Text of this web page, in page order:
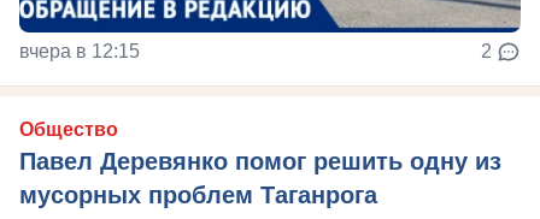
вчера в 12:15 2
Общество
Павел Деревянко помог решить одну из
мусорных проблем Таганрога